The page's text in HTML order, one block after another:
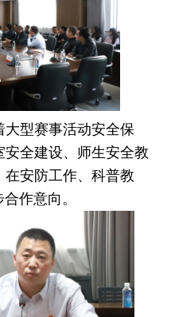
型赛事活动安全保
全建设、师生安全教
安防工作、科普教
作意向。